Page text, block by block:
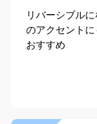
リバーシブル
のアクセント
おすすめ